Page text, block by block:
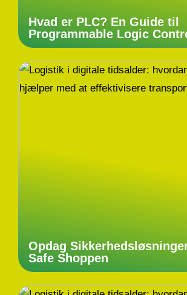
Hvad er PLC? En Guide til
Programmable Logic
Opdag
Safe Shoppen